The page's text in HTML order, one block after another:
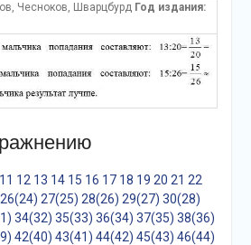
Чесноков, Шварцбурд Год издания:
11 12 13 14 15 16 17 18 19 20 21 22
26(24) 27(25) 28(26) 29(27) 30(28)
34(32) 35(33) 36(34) 37(35) 38(36)
42(40) 43(41) 44(42) 45(43) 46(44)